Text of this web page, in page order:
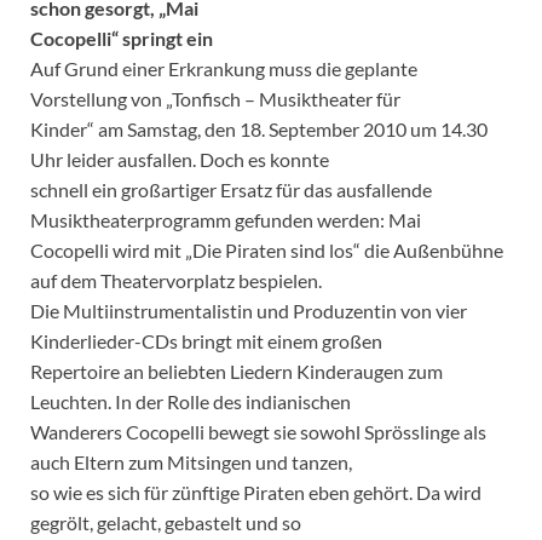
schon gesorgt, „Mai
Cocopelli“ springt ein
Auf Grund einer Erkrankung muss die geplante
Vorstellung von „Tonfisch – Musiktheater für
Kinder“ am Samstag, den 18. September 2010 um 14.30
Uhr leider ausfallen. Doch es konnte
schnell ein großartiger Ersatz für das ausfallende
Musiktheaterprogramm gefunden werden: Mai
Cocopelli wird mit „Die Piraten sind los“ die Außenbühne
auf dem Theatervorplatz bespielen.
Die Multiinstrumentalistin und Produzentin von vier
Kinderlieder-CDs bringt mit einem großen
Repertoire an beliebten Liedern Kinderaugen zum
Leuchten. In der Rolle des indianischen
Wanderers Cocopelli bewegt sie sowohl Sprösslinge als
auch Eltern zum Mitsingen und tanzen,
so wie es sich für zünftige Piraten eben gehört. Da wird
gegrölt, gelacht, gebastelt und so